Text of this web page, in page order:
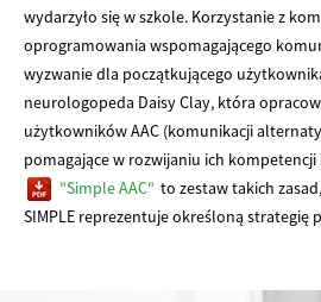
wydarzyło się w szkole. Korzystanie z
oprogramowania wspomagającego
wyzwanie dla początkującego
neurologopeda Daisy Clay, która
użytkowników AAC (komunikacji
pomagające w rozwijaniu ich
"Simple AAC" to zestaw takich
SIMPLE reprezentuje określoną